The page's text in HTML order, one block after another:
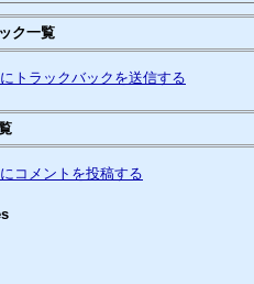
ク一覧
トラックバックを送信する
コメントを投稿する